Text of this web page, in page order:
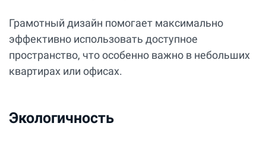
Грамотный дизайн помогает максимально
эффективно использовать доступное
пространство, что особенно важно в небольших
квартирах или офисах.
Экологичность